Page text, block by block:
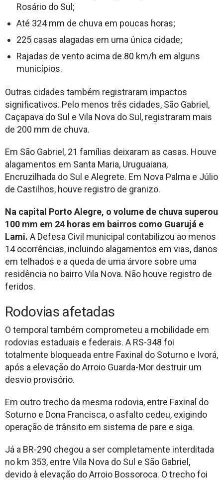
Rosário do Sul;
Até 324 mm de chuva em poucas horas;
225 casas alagadas em uma única cidade;
Rajadas de vento acima de 80 km/h em alguns
municípios.
Outras cidades também registraram impactos
significativos. Pelo menos três cidades, São Gabriel,
Caçapava do Sul e Vila Nova do Sul, registraram mais
de 200 mm de chuva.
Em São Gabriel, 21 famílias deixaram as casas. Houve
alagamentos em Santa Maria, Uruguaiana,
Encruzilhada do Sul e Alegrete. Em Nova Palma e Júlio
de Castilhos, houve registro de granizo.
Na capital Porto Alegre, o volume de chuva superou
100 mm em 24 horas em bairros como Guarujá e
Lami. A Defesa Civil municipal contabilizou ao menos
14 ocorrências, incluindo alagamentos em vias, danos
em telhados e a queda de uma árvore sobre uma
residência no bairro Vila Nova. Não houve registro de
feridos.
Rodovias afetadas
O temporal também comprometeu a mobilidade em
rodovias estaduais e federais. A RS-348 foi
totalmente bloqueada entre Faxinal do Soturno e Ivorá,
após a elevação do Arroio Guarda-Mor destruir um
desvio provisório.
Em outro trecho da mesma rodovia, entre Faxinal do
Soturno e Dona Francisca, o asfalto cedeu, exigindo
operação de trânsito em sistema de pare e siga.
Já a BR-290 chegou a ser completamente interditada
no km 353, entre Vila Nova do Sul e São Gabriel,
devido à elevação do Arroio Bossoroca. O trecho foi